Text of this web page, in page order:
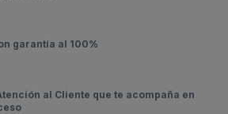
garantía al 100%
al Cliente que te acompaña en